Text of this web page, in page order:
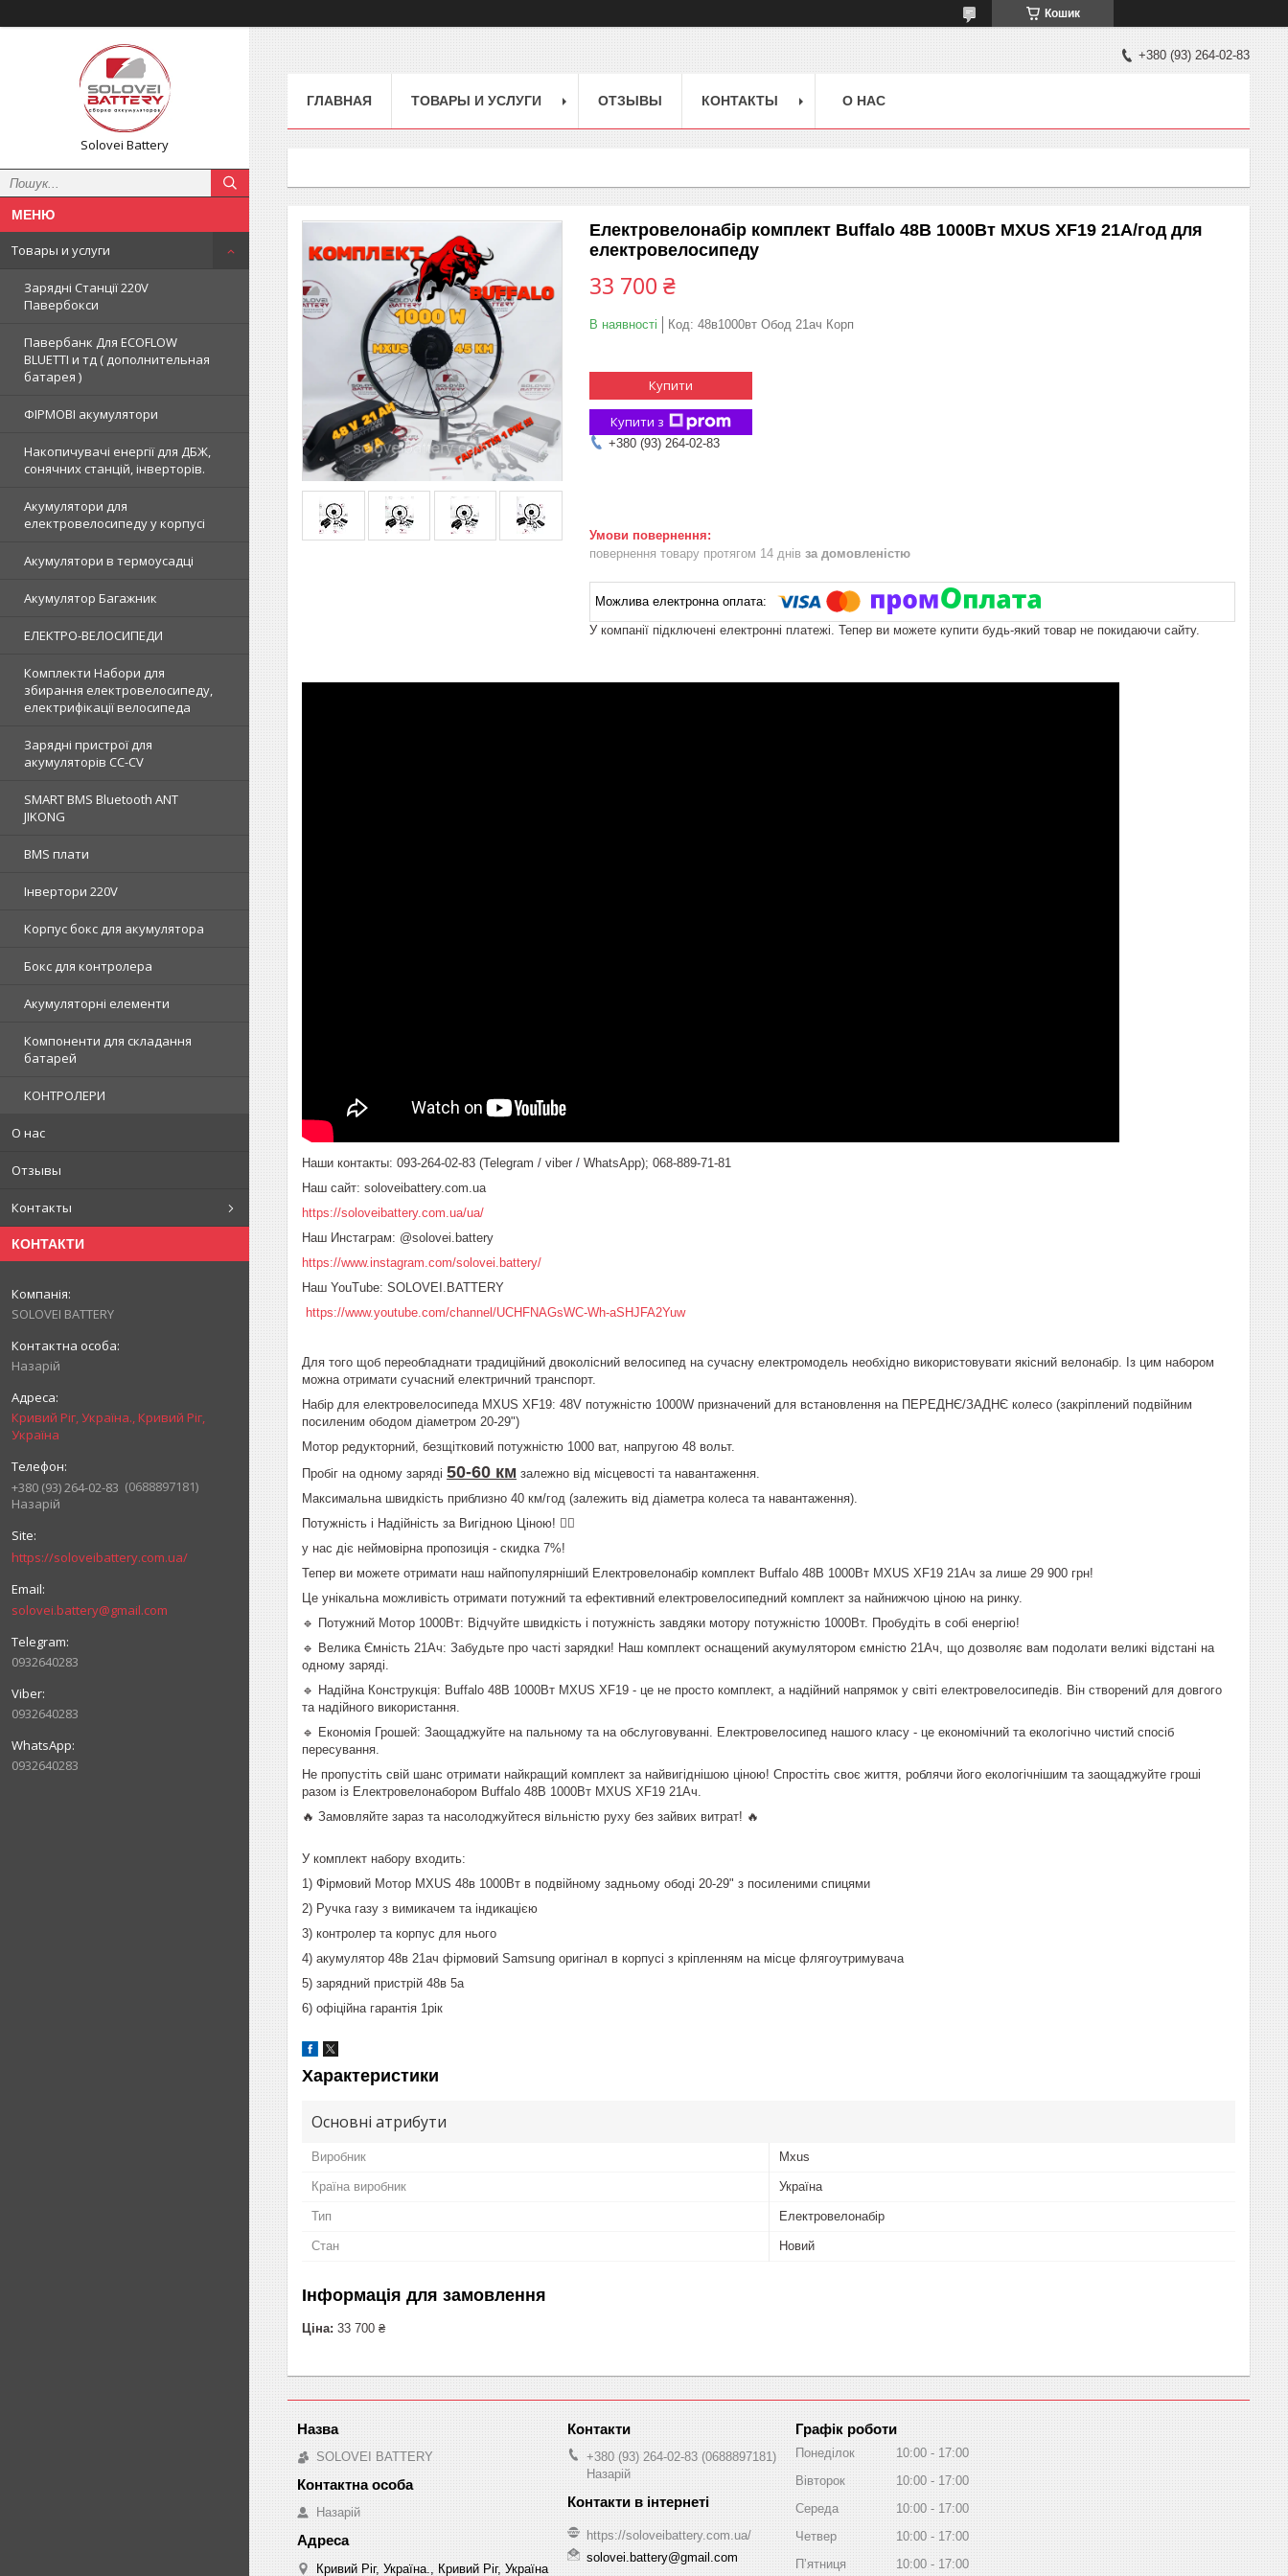
Кошик
Solovei Battery
Товары и услуги
Зарядні Станції 220V
Павербокси
Павербанк Для ECOFLOW
BLUETTI и тд ( дополнительная
батарея )
ФІРМОВІ акумулятори
Накопичувачі енергії для ДБЖ,
сонячних станцій, інверторів.
Акумулятори для
електровелосипеду у корпусі
Акумулятори в термоусадці
Акумулятор Багажник
ЕЛЕКТРО-ВЕЛОСИПЕДИ
Комплекти Набори для
збирання електровелосипеду,
електрифікації велосипеда
Зарядні пристрої для
акумуляторів CC-CV
SMART BMS Bluetooth ANT
JIKONG
BMS плати
Інвертори 220V
Корпус бокс для акумулятора
Бокс для контролера
Акумуляторні елементи
Компоненти для складання
батарей
КОНТРОЛЕРИ
О нас
Отзывы
Контакты
КОНТАКТИ
SOLOVEI BATTERY
Назарій
Кривий Ріг, Україна., Кривий Ріг,
Україна
+380 (93) 264-02-83
0688897181
Назарій
https://soloveibattery.com.ua/
solovei.battery@gmail.com
0932640283
0932640283
0932640283
+380 (93) 264-02-83
ГЛАВНАЯ ТОВАРЫ И УСЛУГИ ОТЗЫВЫ КОНТАКТЫ О НАС
Електровелонабір комплект Buffalo 48В 1000Вт MXUS XF19 21А/год для
електровелосипеду
33 700 ₴
В наявності Код: 48в1000вт Обод 21ач Корп
Купити
Купити з
+380 (93) 264-02-83
повернення товару протягом 14 днів за домовленістю
У компанії підключені електронні платежі. Тепер ви можете купити будь-який товар не покидаючи сайту.
Наши контакты: 093-264-02-83 (Telegram / viber / WhatsApp); 068-889-71-81
Наш сайт: soloveibattery.com.ua
https://soloveibattery.com.ua/ua/
Наш Инстаграм: @solovei.battery
https://www.instagram.com/solovei.battery/
Наш YouTube: SOLOVEI.BATTERY
https://www.youtube.com/channel/UCHFNAGsWC-Wh-aSHJFA2Yuw
Для того щоб переобладнати традиційний двоколісний велосипед на сучасну електромодель необхідно використовувати якісний велонабір. Із цим набором
можна отримати сучасний електричний транспорт.
Набір для електровелосипеда MXUS XF19: 48V потужністю 1000W призначений для встановлення на ПЕРЕДНЄ/ЗАДНЄ колесо (закріплений подвійним
посиленим ободом діаметром 20-29")
Мотор редукторний, безщітковий потужністю 1000 ват, напругою 48 вольт.
Пробіг на одному заряді 50-60 км залежно від місцевості та навантаження.
Максимальна швидкість приблизно 40 км/год (залежить від діаметра колеса та навантаження).
Потужність і Надійність за Вигідною Ціною! 🚴‍♀️
у нас діє неймовірна пропозиція - скидка 7%!
Тепер ви можете отримати наш найпопулярніший Електровелонабір комплект Buffalo 48В 1000Вт MXUS XF19 21Ач за лише 29 900 грн!
Це унікальна можливість отримати потужний та ефективний електровелосипедний комплект за найнижчою ціною на ринку.
🔹 Потужний Мотор 1000Вт: Відчуйте швидкість і потужність завдяки мотору потужністю 1000Вт. Пробудіть в собі енергію!
🔹 Велика Ємність 21Ач: Забудьте про часті зарядки! Наш комплект оснащений акумулятором ємністю 21Ач, що дозволяє вам подолати великі відстані на
одному заряді.
🔹 Надійна Конструкція: Buffalo 48В 1000Вт MXUS XF19 - це не просто комплект, а надійний напрямок у світі електровелосипедів. Він створений для довгого
та надійного використання.
🔹 Економія Грошей: Заощаджуйте на пальному та на обслуговуванні. Електровелосипед нашого класу - це економічний та екологічно чистий спосіб
пересування.
Не пропустіть свій шанс отримати найкращий комплект за найвигіднішою ціною! Спростіть своє життя, роблячи його екологічнішим та заощаджуйте гроші
разом із Електровелонабором Buffalo 48В 1000Вт MXUS XF19 21Ач.
🔥 Замовляйте зараз та насолоджуйтеся вільністю руху без зайвих витрат! 🔥
У комплект набору входить:
1) Фірмовий Мотор MXUS 48в 1000Вт в подвійному задньому ободі 20-29" з посиленими спицями
2) Ручка газу з вимикачем та індикацією
3) контролер та корпус для нього
4) акумулятор 48в 21ач фірмовий Samsung оригінал в корпусі з кріпленням на місце флягоутримувача
5) зарядний пристрій 48в 5а
6) офіційна гарантія 1рік
Характеристики
Основні атрибути
Виробник Mxus
Країна виробник Україна
Тип Електровелонабір
Стан Новий
Інформація для замовлення
Ціна: 33 700 ₴
SOLOVEI BATTERY
Назарій
Кривий Ріг, Україна., Кривий Ріг, Україна
+380 (93) 264-02-83 0688897181
Назарій
https://soloveibattery.com.ua/
solovei.battery@gmail.com
Графік роботи
Понеділок 10:00
17:00
Вівторок
10:00
17:00
Середа
10:00
17:00
Четвер
10:00
17:00
Пʼятниця
10:00 17:00